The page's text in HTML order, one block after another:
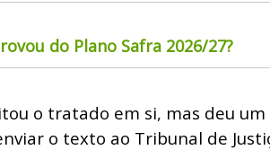
do Plano Safra 2026/27?
o tratado em si, mas deu um
o texto ao Tribunal de